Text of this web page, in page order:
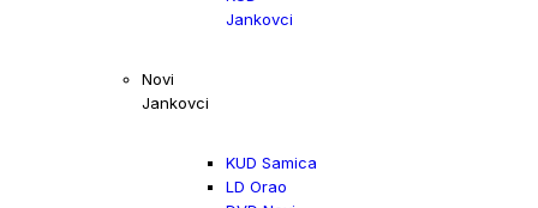
Jankovci
Novi
Jankovci
KUD Samica
LD Orao